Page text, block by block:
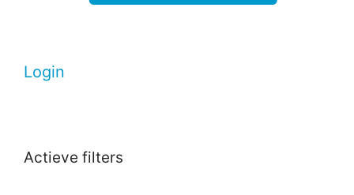
Login
Actieve filters